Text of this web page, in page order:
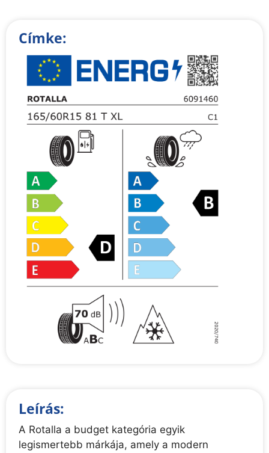
Címke:
Leírás:
A Rotalla a budget kategória egyik
legismertebb márkája, amely a modern